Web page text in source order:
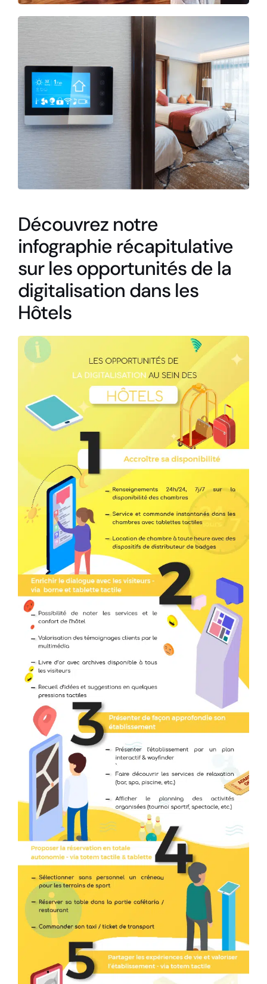
Découvrez notre
infographie récapitulative
sur les opportunités de la
digitalisation dans les
Hôtels